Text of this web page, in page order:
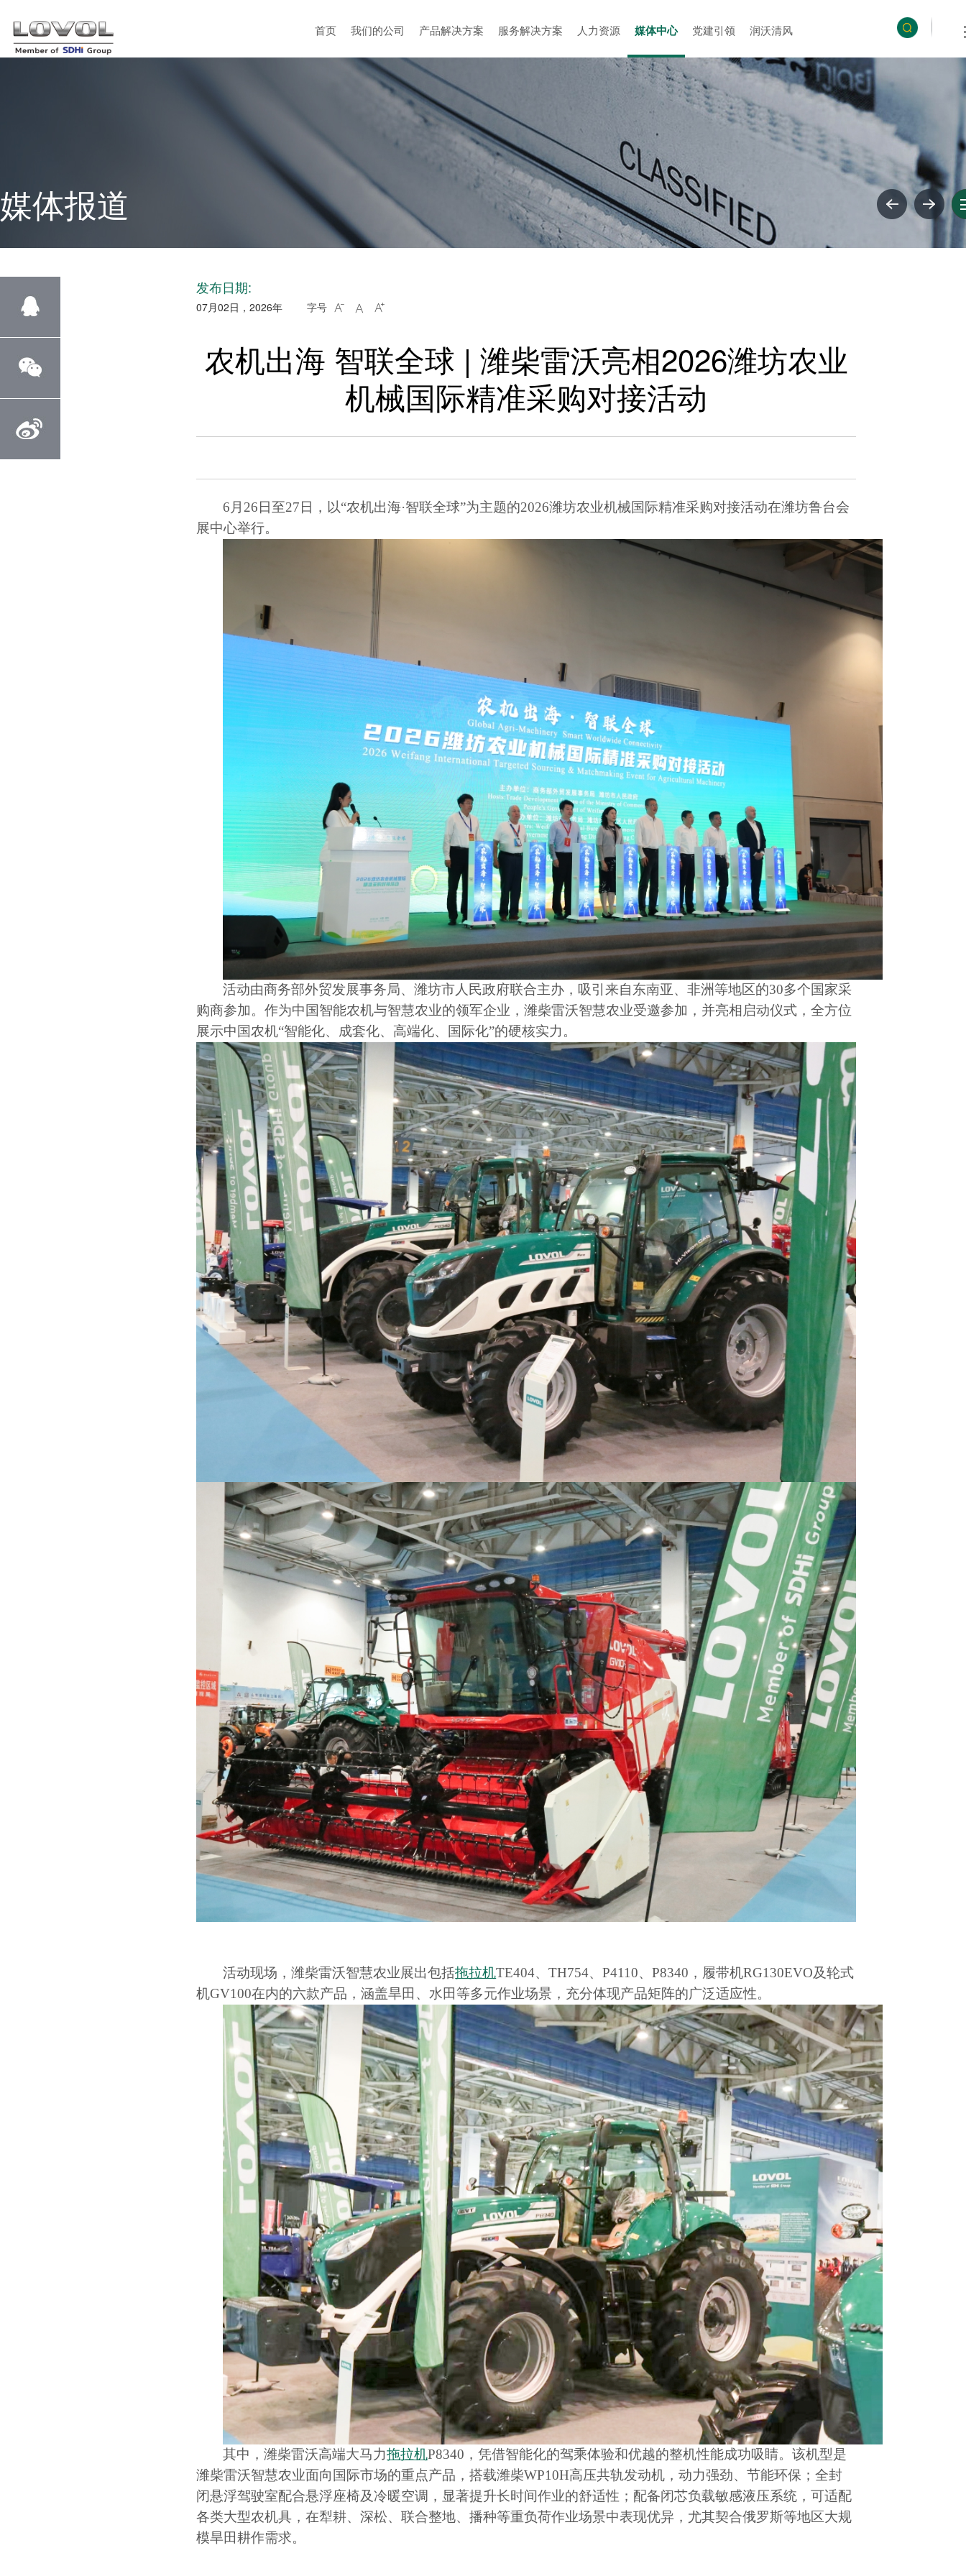
首页 我们的公司 产品解决方案 服务解决方案 人力资源 媒体中心 党建引领 润沃清风
媒体报道
发布日期:
07月02日，2026年 字号   
农机出海 智联全球 | 潍柴雷沃亮相2026潍坊农业
机械国际精准采购对接活动
6月26日至27日，以“农机出海·智联全球”为主题的2026潍坊农业机械国际精准采购对接活动在潍坊鲁台会
展中心举行。
活动由商务部外贸发展事务局、潍坊市人民政府联合主办，吸引来自东南亚、非洲等地区的30多个国家采
购商参加。作为中国智能农机与智慧农业的领军企业，潍柴雷沃智慧农业受邀参加，并亮相启动仪式，全方位
展示中国农机“智能化、成套化、高端化、国际化”的硬核实力。
活动现场，潍柴雷沃智慧农业展出包括拖拉机TE404、TH754、P4110、P8340，履带机RG130EVO及轮式
机GV100在内的六款产品，涵盖旱田、水田等多元作业场景，充分体现产品矩阵的广泛适应性。
其中，潍柴雷沃高端大马力拖拉机P8340，凭借智能化的驾乘体验和优越的整机性能成功吸睛。该机型是
潍柴雷沃智慧农业面向国际市场的重点产品，搭载潍柴WP10H高压共轨发动机，动力强劲、节能环保；全封
闭悬浮驾驶室配合悬浮座椅及冷暖空调，显著提升长时间作业的舒适性；配备闭芯负载敏感液压系统，可适配
各类大型农机具，在犁耕、深松、联合整地、播种等重负荷作业场景中表现优异，尤其契合俄罗斯等地区大规
模旱田耕作需求。